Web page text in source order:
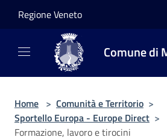
Regione Veneto
Comune di
Home > Comunità e Territorio >
Sportello Europa - Europe Direct >
Formazione, lavoro e tirocini